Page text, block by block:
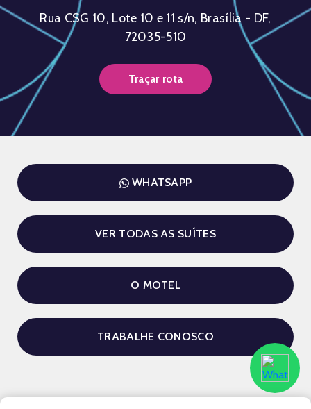
Rua CSG 10, Lote 10 e 11 s/n, Brasília - DF,
72035-510
Traçar rota
WHATSAPP
VER TODAS AS SUÍTES
O MOTEL
TRABALHE CONOSCO